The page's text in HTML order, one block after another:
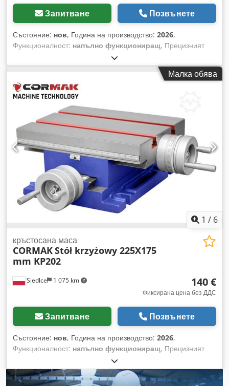
Запитване Позвънете
Състояние: нов, Година на производство: 2026,
Функционалност: напълно функциониращ, Прецизният
кръстат плот с предпазител на винта и плъзгащи се
направляващи, изработени по метода „лястовича опашка“,
значително подобрява твърдостта на плота и позволява
елиминиране на луфтовете при подаванията. Описание на
кръстатия плот: - Кръстатият плот е здраво изработен от
висококачествени материали. - Идеално подпомага
работата на бормашини, фрези и др., осигурявайки
прецизно позициониране при разстъргване или пробиване.
- Предпазителят на винта предотвратява навлизане на
стружки в механизма за подаване. - Допълнително
предимство е скалата на летвата, която улеснява
постоянната проверка на положението на плота по осите X
и Y. - Нониус 4 mm/0,02 mm Dodpfx Ajvu Trwjlbjck
Малка обява
1 / 6
Siedlce 1 075 km
кръстосана маса
CORMAKStół krzyżowy 225X175
mm KP202
140 €
Фиксирана цена без ДДС
Запитване Позвънете
Състояние: нов, Година на производство: 2026,
Функционалност: напълно функциониращ, Прецизният
кръстат плот с предпазител на винта и плъзгащи
направляващи, изработени по метода "ластовича опашка",
значително подобрява твърдостта на плота и позволява